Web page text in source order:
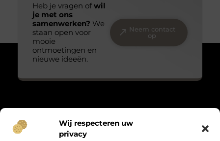
Wij respecteren uw
privacy
Heb je vragen ofwil
je met ons
samenwerken? We
staan open voor
mooie
ontmoetingen en
nieuwe ideeën.
Neem contact
op
Over Massage praktijk de bron
“Teder, echt en met oog voor detail.”